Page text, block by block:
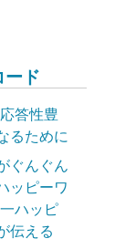
ード
答性豊
るために
ぐんぐん
ッピーワ
ハッピ
伝える